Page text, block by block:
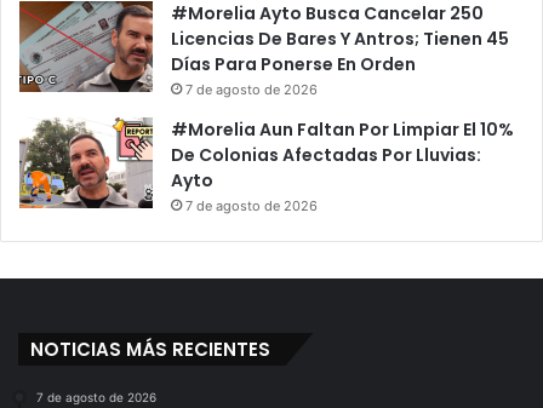
#Morelia Ayto Busca Cancelar 250
Licencias De Bares Y Antros; Tienen 45
Días Para Ponerse En Orden
7 de agosto de 2026
#Morelia Aun Faltan Por Limpiar El 10%
De Colonias Afectadas Por Lluvias:
Ayto
7 de agosto de 2026
NOTICIAS MÁS RECIENTES
7 de agosto de 2026